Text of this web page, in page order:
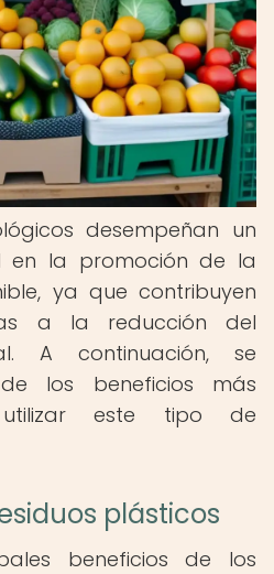
desempeñan un
en la promoción de la
ya que contribuyen
a la reducción del
A continuación, se
los beneficios más
este tipo de
plásticos
beneficios de los